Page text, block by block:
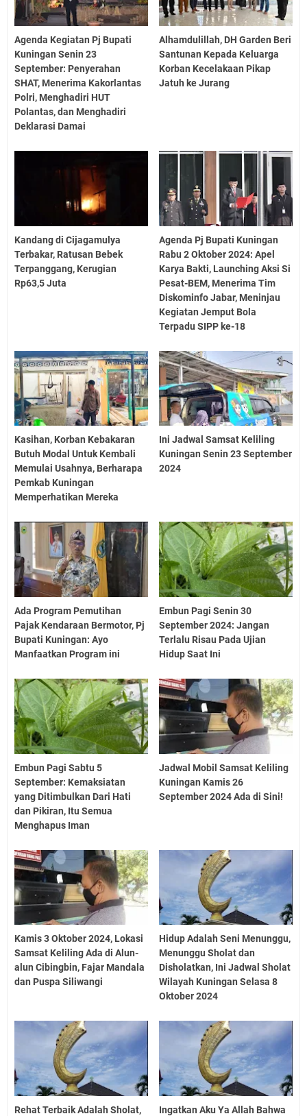
Agenda Kegiatan Pj Bupati
Kuningan Senin 23
September: Penyerahan
SHAT, Menerima Kakorlantas
Polri, Menghadiri HUT
Polantas, dan Menghadiri
Deklarasi Damai
Alhamdulillah, DH Garden Beri
Santunan Kepada Keluarga
Korban Kecelakaan Pikap
Jatuh ke Jurang
Kandang di Cijagamulya
Terbakar, Ratusan Bebek
Terpanggang, Kerugian
Rp63,5 Juta
Agenda Pj Bupati Kuningan
Rabu 2 Oktober 2024: Apel
Karya Bakti, Launching Aksi Si
Pesat-BEM, Menerima Tim
Diskominfo Jabar, Meninjau
Kegiatan Jemput Bola
Terpadu SIPP ke-18
Kasihan, Korban Kebakaran
Butuh Modal Untuk Kembali
Memulai Usahnya, Berharapa
Pemkab Kuningan
Memperhatikan Mereka
Ini Jadwal Samsat Keliling
Kuningan Senin 23 September
2024
Ada Program Pemutihan
Pajak Kendaraan Bermotor, Pj
Bupati Kuningan: Ayo
Manfaatkan Program ini
Embun Pagi Senin 30
September 2024: Jangan
Terlalu Risau Pada Ujian
Hidup Saat Ini
Embun Pagi Sabtu 5
September: Kemaksiatan
yang Ditimbulkan Dari Hati
dan Pikiran, Itu Semua
Menghapus Iman
Jadwal Mobil Samsat Keliling
Kuningan Kamis 26
September 2024 Ada di Sini!
Kamis 3 Oktober 2024, Lokasi
Samsat Keliling Ada di Alun-
alun Cibingbin, Fajar Mandala
dan Puspa Siliwangi
Hidup Adalah Seni Menunggu,
Menunggu Sholat dan
Disholatkan, Ini Jadwal Sholat
Wilayah Kuningan Selasa 8
Oktober 2024
Rehat Terbaik Adalah Sholat,
Ingatkan Aku Ya Allah Bahwa